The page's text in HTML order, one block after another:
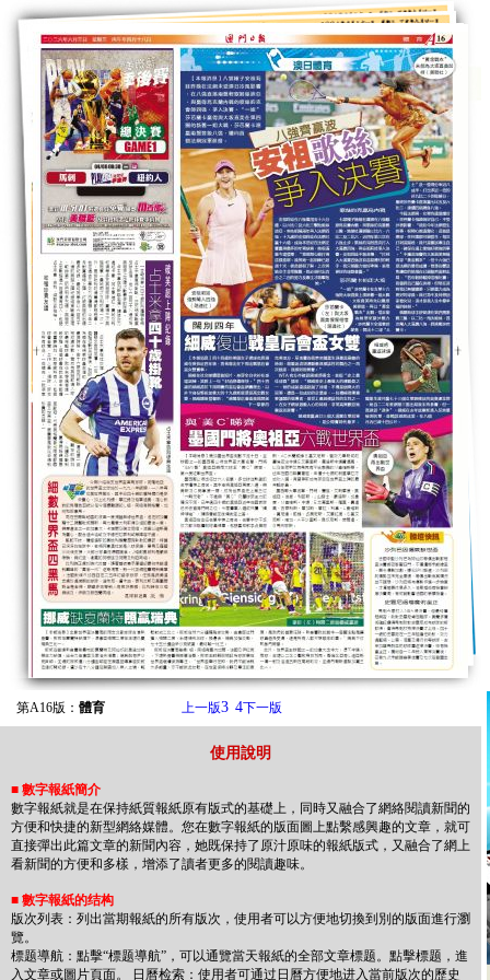
使用說明
■ 數字報紙簡介
數字報紙就是在保持紙質報紙原有版式的基礎上，同時又融合了網絡閱讀新聞的
方便和快捷的新型網絡媒體。您在數字報紙的版面圖上點繫感興趣的文章，就可
直接彈出此篇文章的新聞內容，她既保持了原汁原味的報紙版式，又融合了網上
看新聞的方便和多樣，增添了讀者更多的閱讀趣味。
■ 數字報紙的结构
版次列表：列出當期報紙的所有版次，使用者可以方便地切換到別的版面進行瀏
覽。
標题導航：點擊“標题導航”，可以通覽當天報紙的全部文章標题。點擊標题，進
入文章或圖片頁面。 日曆检索：使用者可通过日曆方便地进入當前版次的歷史
第A16版： 體育 上一版3 4下一版